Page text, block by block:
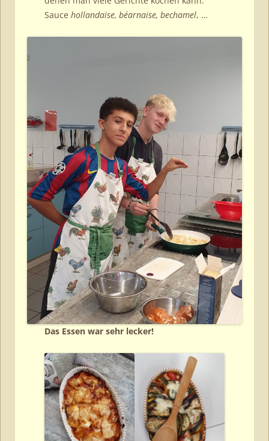
Sauce hollandaise, béarnaise, bechamel, …
Das Essen war sehr lecker!